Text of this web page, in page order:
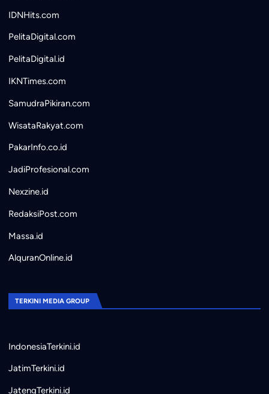
IDNHits.com
PelitaDigital.com
PelitaDigital.id
IKNTimes.com
SamudraPikiran.com
WisataRakyat.com
PakarInfo.co.id
JadiProfesional.com
Nexzine.id
RedaksiPost.com
Massa.id
AlquranOnline.id
TERKINI MEDIA GROUP
IndonesiaTerkini.id
JatimTerkini.id
JatengTerkini.id